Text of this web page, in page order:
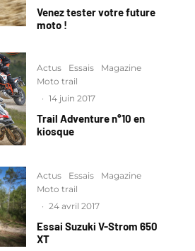
Venez tester votre future
moto !
Actus Essais
Magazine
Moto trail
· 14 juin 2017
Trail Adventure n°10 en
kiosque
Actus Essais
Magazine
Moto trail
· 24 avril 2017
Essai Suzuki V-Strom 650
XT